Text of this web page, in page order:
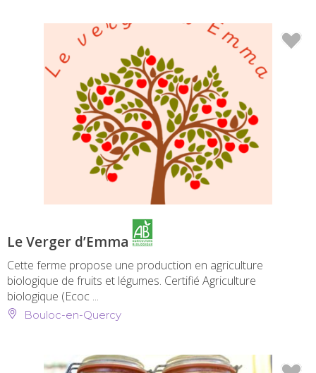
Le Verger d’Emma
Cette ferme propose une production en agriculture
biologique de fruits et légumes. Certifié Agriculture
biologique (Ecoc ...
Bouloc-en-Quercy